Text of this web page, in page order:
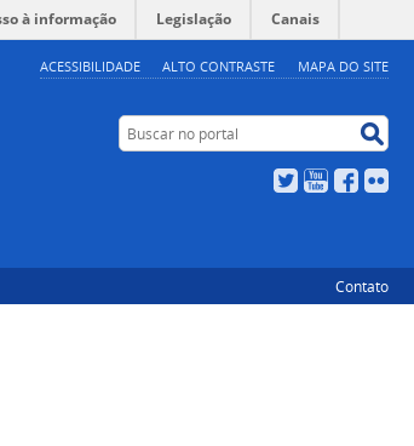
ACESSIBILIDADE ALTO CONTRASTE MAPA DO SITE
à informação Legislação Canais
Buscar no portal
TwitterYouTubeFacebook
Contato